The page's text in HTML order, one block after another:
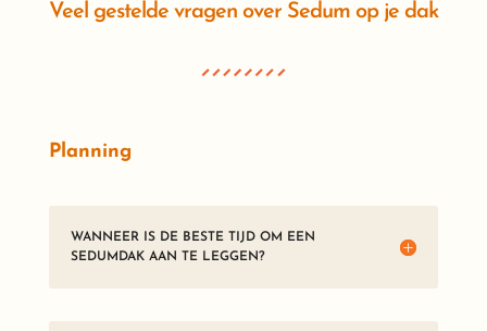
Veel gestelde vragen over Sedum op je dak
Planning
WANNEER IS DE BESTE TIJD OM EEN
SEDUMDAK AAN TE LEGGEN?